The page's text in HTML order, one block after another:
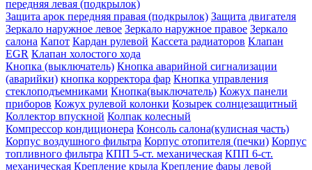
передняя левая (подкрылок)
Защита арок передняя правая (подкрылок) Защита двигателя
Зеркало наружное левое Зеркало наружное правое Зеркало
салона Капот Кардан рулевой Кассета радиаторов Клапан
EGR Клапан холостого хода
Кнопка (выключатель) Кнопка аварийной сигнализации
(аварийки) кнопка корректора фар Кнопка управления
стеклоподъемниками Кнопка(выключатель) Кожух панели
приборов Кожух рулевой колонки Козырек солнцезащитный
Коллектор впускной Колпак колесный
Компрессор кондиционера Консоль салона(кулисная часть)
Корпус воздушного фильтра Корпус отопителя (печки) Корпус
топливного фильтра КПП 5-ст. механическая КПП 6-ст.
механическая Крепление крыла Крепление фары левой